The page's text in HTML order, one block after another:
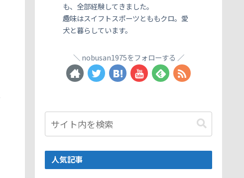
も、全部経験してきました。
趣味はスイフトスポーツとももクロ。愛
犬と暮らしています。
nobusan1975をフォローする
人気記事